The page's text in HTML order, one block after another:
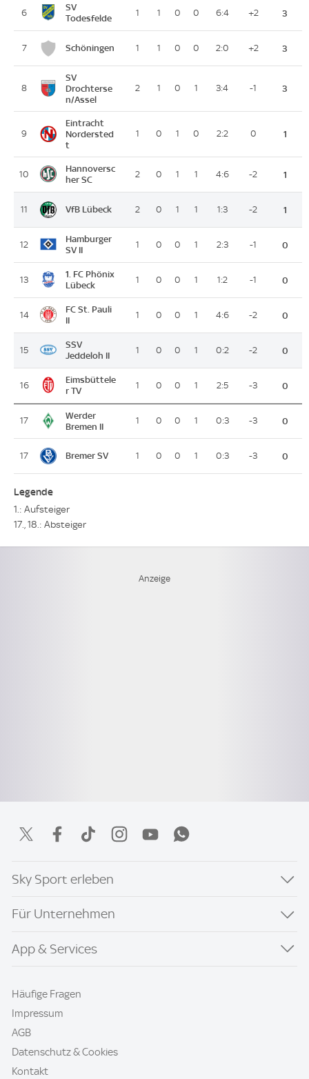
6
SV
Todesfelde
1 1 0 0 6:4 +2 3
7 Schöningen 1 1 0 0 2:0 +2 3
8
SV
Drochterse
n/Assel
2 1 0 1 3:4 -1 3
9
Eintracht
Nordersted
t
1 0 1 0 2:2 0 1
10
Hannoversc
her SC
2 0 1 1 4:6 -2 1
11 VfB Lübeck 2 0 1 1 1:3 -2 1
12
Hamburger
SV II
1 0 0 1 2:3 -1 0
13
1. FC Phönix
Lübeck
1 0 0 1 1:2 -1 0
14
FC St. Pauli
II
1 0 0 1 4:6 -2 0
15
SSV
Jeddeloh II
1 0 0 1 0:2 -2 0
16
Eimsbüttele
r TV
1 0 0 1 2:5 -3 0
17
Werder
Bremen II
1 0 0 1 0:3 -3 0
17 Bremer SV 1 0 0 1 0:3 -3 0
Legende
1.: Aufsteiger
17., 18.: Absteiger
Sky Sport erleben
Für Unternehmen
App & Services
Häufige Fragen
Impressum
AGB
Datenschutz & Cookies
Kontakt